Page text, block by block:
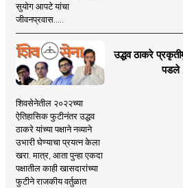
सुयोग आपटे यांचा
जीवनप्रवास.....
उद्धव ठाकरे
पडले
शिवसेनेतील २०२२च्या
ऐतिहासिक फुटीनंतर उद्धव
ठाकरे यांच्या पक्षाने नव्याने
उभारी घेण्याचा प्रयत्न केला
खरा. मात्र, आता पुन्हा एकदा
पक्षातील काही खासदारांच्या
फुटीने राजकीय वर्तुळात